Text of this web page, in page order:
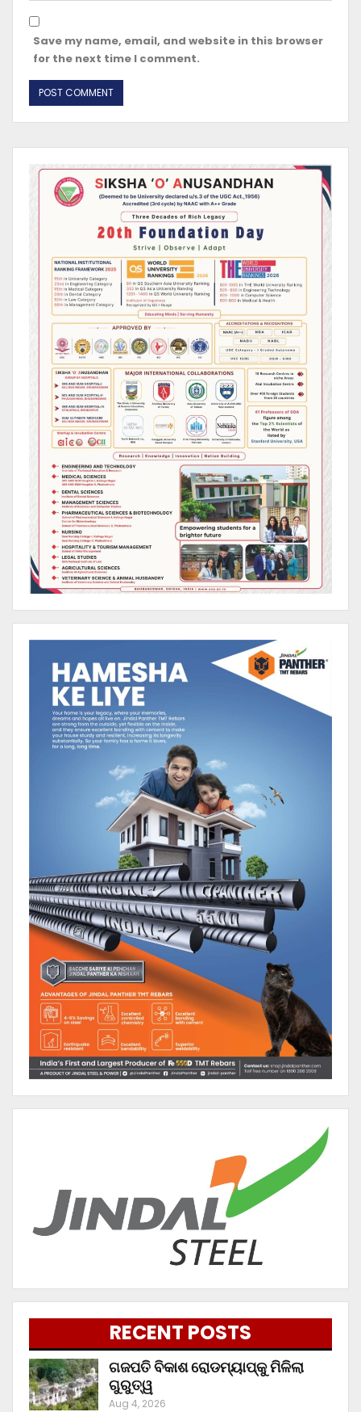
Save my name, email, and website in this browser
for the next time I comment.
RECENT POSTS
ଗଜପତି ବିକାଶ ରୋଡମ୍ୟାପ୍‌କୁ ମିଳିଲା
ଗୁରୁତ୍ୱ
Aug 4, 2026